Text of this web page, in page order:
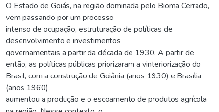
O Estado de Goiás, na região dominada pelo Bioma Cerrado,
vem passando por um processo
intenso de ocupação, estruturação de políticas de
desenvolvimento e investimentos
governamentais a partir da década de 1930. A partir de
então, as políticas públicas priorizaram a vinteriorização do
Brasil, com a construção de Goiânia (anos 1930) e Brasília
(anos 1960)
aumentou a produção e o escoamento de produtos agrícola